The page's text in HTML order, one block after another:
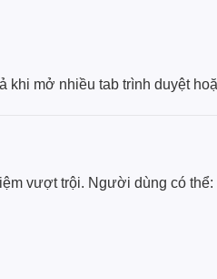
mở nhiều tab trình duyệt
vượt trội. Người dùng có thể: